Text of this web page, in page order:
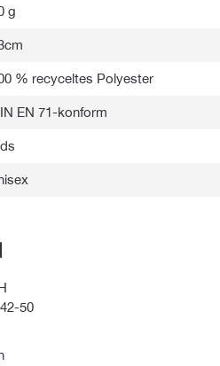
g
% recyceltes Polyester
EN 71-konform
50